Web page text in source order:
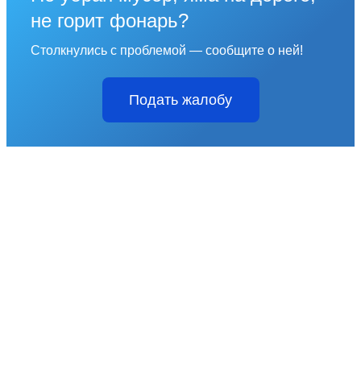
не горит фонарь?
Столкнулись с проблемой — сообщите о ней!
Подать жалобу